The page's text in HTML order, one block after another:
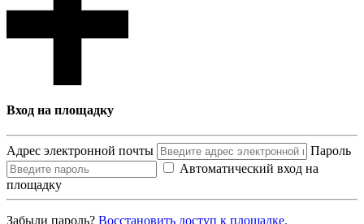
Вход на площадку
Адрес электронной почты
Пароль
Автоматический вход на
площадку
Забыли пароль? Восcтановить доступ к площадке.